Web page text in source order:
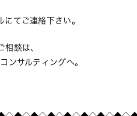
にてご連絡下さい。
相談は、
ンサルティングへ。